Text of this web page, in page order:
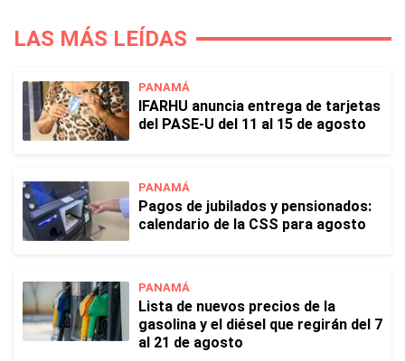
LAS MÁS LEÍDAS
PANAMÁ
IFARHU anuncia entrega de tarjetas
del PASE-U del 11 al 15 de agosto
PANAMÁ
Pagos de jubilados y pensionados:
calendario de la CSS para agosto
PANAMÁ
Lista de nuevos precios de la
gasolina y el diésel que regirán del 7
al 21 de agosto